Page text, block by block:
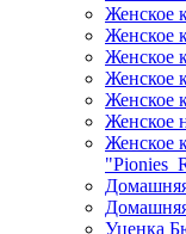
Женское
Женское
Женское
Женское
Женское
Женское
Женское
Уценка